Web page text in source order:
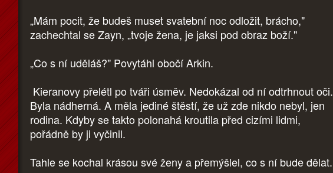
„Mám pocit, že budeš muset svatební noc odložit, brácho,"
zachechtal se Zayn, „tvoje žena, je jaksi pod obraz boží."
„Co s ní uděláš?" Povytáhl obočí Arkin.
Kieranovy přelétl po tváři úsměv. Nedokázal od ní odtrhnout oči.
Byla nádherná. A měla jediné štěstí, že už zde nikdo nebyl, jen
rodina. Kdyby se takto polonahá kroutila před cizími lidmi,
pořádně by ji vyčinil.
Tahle se kochal krásou své ženy a přemýšlel, co s ní bude dělat.